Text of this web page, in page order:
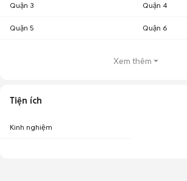
Quận 3 Quận 4
Quận 5 Quận 6
Xem thêm
Tiện ích
Kinh nghiệm